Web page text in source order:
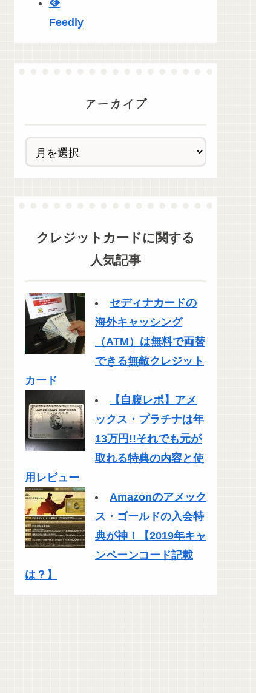
Feedly
アーカイブ
クレジットカード に関する
人気記事
セディナカードの
海外キャッシング
（ATM）は無料で両替
できる無敵クレジット
カード
【自腹レポ】アメ
ックス・プラチナは年
13万円!!それでも元が
取れる特典の内容と使
用レビュー
Amazonのアメック
ス・ゴールドの入会特
典が神！【2019年キャ
ンペーンコード記載
は？】